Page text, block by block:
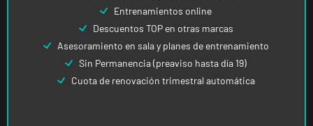
Entrenamientos online
Descuentos TOP en otras marcas
Asesoramiento en sala y planes de entrenamiento
Sin Permanencia (preaviso hasta día 19)
Cuota de renovación trimestral automática